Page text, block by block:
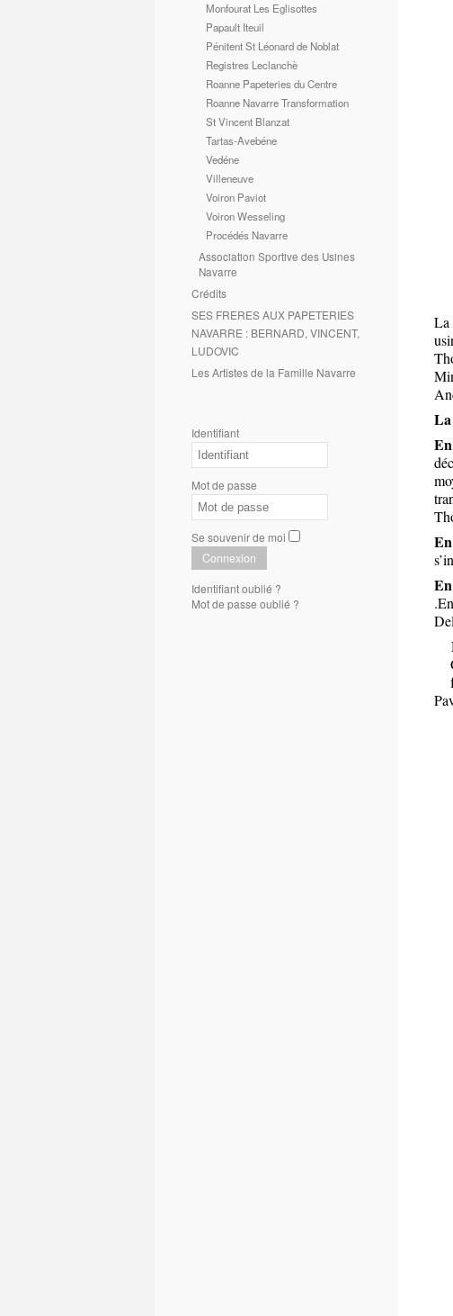
Monfourat Les Eglisottes
Papault Iteuil
Pénitent St Léonard de Noblat
Registres Leclanchè
Roanne Papeteries du Centre
Roanne Navarre Transformation
St Vincent Blanzat
Tartas-Avebéne
Vedéne
Villeneuve
Voiron Paviot
Voiron Wesseling
Procédés Navarre
Association Sportive des Usines
Navarre
Crédits
SES FRERES AUX PAPETERIES
NAVARRE : BERNARD, VINCENT,
LUDOVIC
Les Artistes de la Famille Navarre
Identifiant
Mot de passe
Se souvenir de moi
Connexion
Identifiant oublié ?
Mot de passe oublié ?
La
La